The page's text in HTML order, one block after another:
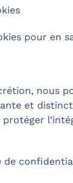
pour en
nous
et
protéger